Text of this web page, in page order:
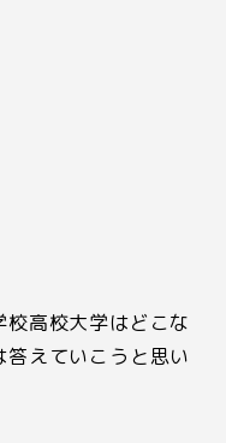
高校大学はどこな
えていこうと思い